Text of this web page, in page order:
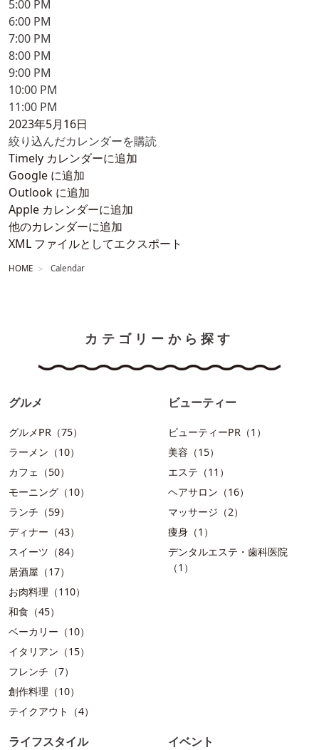
5:00 PM
6:00 PM
7:00 PM
8:00 PM
9:00 PM
10:00 PM
11:00 PM
2023年5月16日
絞り込んだカレンダーを購読
Timely カレンダーに追加
Google に追加
Outlook に追加
Apple カレンダーに追加
他のカレンダーに追加
XML ファイルとしてエクスポート
HOME Calendar
カテゴリーから探す
グルメ
グルメPR（75）
ラーメン（10）
カフェ（50）
モーニング（10）
ランチ（59）
ディナー（43）
スイーツ（84）
居酒屋（17）
お肉料理（110）
和食（45）
ベーカリー（10）
イタリアン（15）
フレンチ（7）
創作料理（10）
テイクアウト（4）
ビューティー
ビューティーPR（1）
美容（15）
エステ（11）
ヘアサロン（16）
マッサージ（2）
痩身（1）
デンタルエステ・歯科医院
（1）
ライフスタイル イベント